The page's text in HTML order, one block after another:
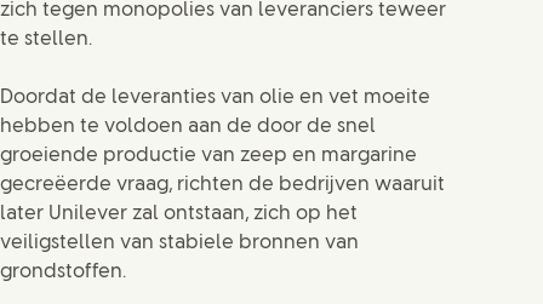
zich tegen monopolies van leveranciers teweer
te stellen.
Doordat de leveranties van olie en vet moeite
hebben te voldoen aan de door de snel
groeiende productie van zeep en margarine
gecreëerde vraag, richten de bedrijven waaruit
later Unilever zal ontstaan, zich op het
veiligstellen van stabiele bronnen van
grondstoffen.